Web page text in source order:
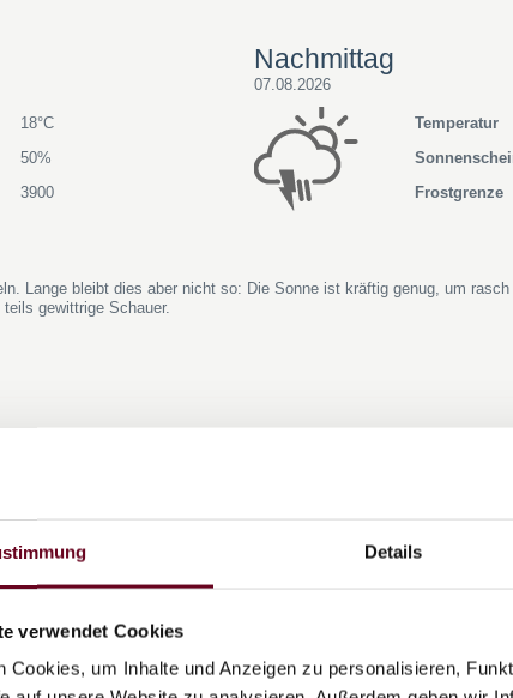
Details
verwendet Cookies
Cookies, um Inhalte und Anzeigen zu personalisieren,
18°C
50%
3900
Nachmittag
07.08.2026
Temperatur
Frostgrenze
Lange bleibt dies aber nicht so: Die Sonne ist kräftig genug, um
gewittrige Schauer.
26°C
90%
4200
Temperatur
Sonnenschein
Frostgrenze